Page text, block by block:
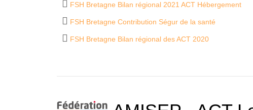
FSH Bretagne Bilan régional 2021 ACT Hébergement
FSH Bretagne Contribution Ségur de la santé
FSH Bretagne Bilan régional des ACT 2020